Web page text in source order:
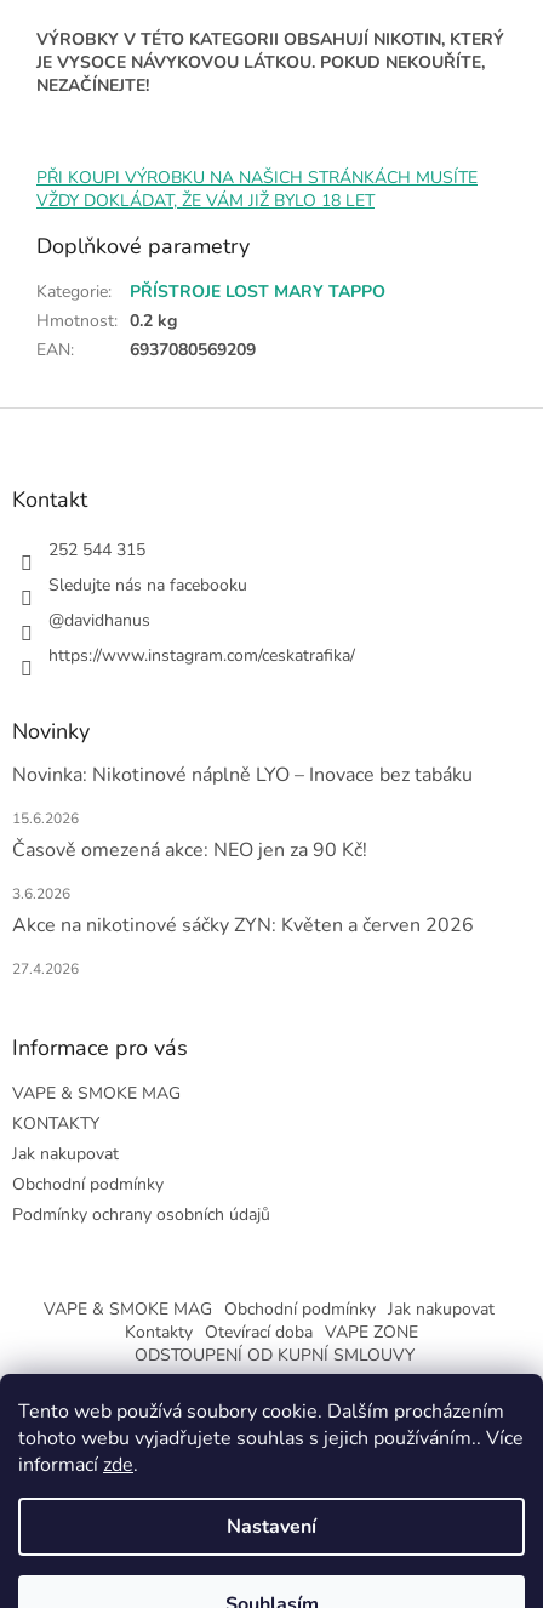
Tento web používá soubory cookie. Dalším procházením
tohoto webu vyjadřujete souhlas s jejich používáním.. Více
informacízde.
Nastavení
VÝROBKY V TÉTO KATEGORII OBSAHUJÍ NIKOTIN, KTERÝ
JE VYSOCE NÁVYKOVOU LÁTKOU. POKUD NEKOUŘÍTE,
NEZAČÍNEJTE!
PŘI KOUPI VÝROBKU NA NAŠICH STRÁNKÁCH MUSÍTE
VŽDY DOKLÁDAT, ŽE VÁM JIŽ BYLO 18 LET
Doplňkové parametry
Kategorie:
PŘÍSTROJE LOST MARY TAPPO
Hmotnost: 0.2 kg
EAN: 6937080569209
Z
Kontakt
252 544 315
Sledujte nás na facebooku
@davidhanus
https://www.instagram.com/ceskatrafika/
Novinky
Novinka: Nikotinové náplně LYO – Inovace bez tabáku
15.6.2026
Časově omezená akce: NEO jen za 90 Kč!
3.6.2026
Akce na nikotinové sáčky ZYN: Květen a červen 2026
27.4.2026
Informace pro vás
VAPE & SMOKE MAG
KONTAKTY
Jak nakupovat
Obchodní podmínky
Podmínky ochrany osobních údajů
VAPE & SMOKE MAG Obchodní podmínky Jak nakupovat
Kontakty Otevírací doba VAPE ZONE
ODSTOUPENÍ OD KUPNÍ SMLOUVY
Copyright 2026CeskaTrafika.eu. Všechna práva vyhrazena.